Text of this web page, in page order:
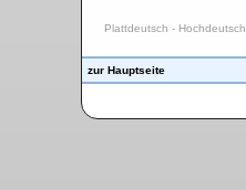
Plattdeutsch - Hochdeutsch
zur Hauptseite